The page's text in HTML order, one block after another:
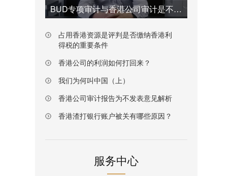
BUD专项审计与香港公司审计是不一样的
占用香港资源是评判是否缴纳香港利
得税的重要条件
香港公司的利润如何打回来？
我们为何叫中国（上）
香港公司审计报告为不发表意见解析
香港渣打银行账户被关有哪些原因？
服务中心